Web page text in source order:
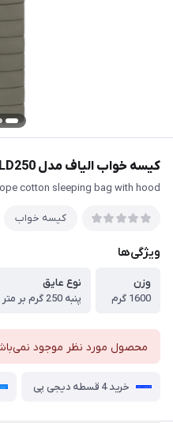
کیسه خواب الیاف مدل LD250 نیچرهایک | CNK2300SD016
cotton sleeping bag with hood
کیسه خواب
ویژگی‌ها
وزن
1600 گرم
نوع عایق
پنبه 250 گرم بر متر مربع
محصول مورد نظر موجود
خرید 4 قسطه دیجی پی